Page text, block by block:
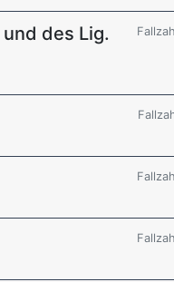
des Lig.